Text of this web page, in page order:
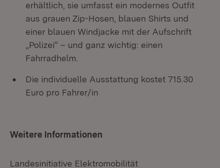
erhältlich, sie umfasst ein modernes Outfit
aus grauen Zip-Hosen, blauen Shirts und
einer blauen Windjacke mit der Aufschrift
„Polizei“ – und ganz wichtig: einen
Fahrradhelm.
Die individuelle Ausstattung kostet 715.30
Euro pro Fahrer/in
Weitere Informationen
Landesinitiative Elektromobilität